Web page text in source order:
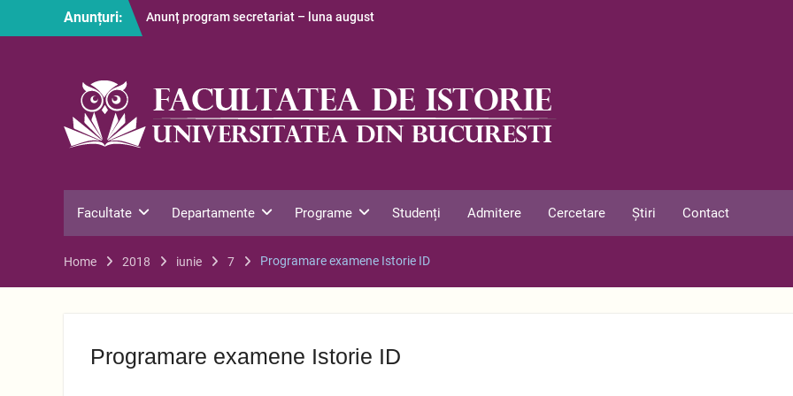
Anunțuri:
Anunț program secretariat – luna august
Facultate Departamente Programe Studenți Admitere Cercetare Știri Contact
Home 2018 iunie 7 Programare examene Istorie ID
Programare examene Istorie ID